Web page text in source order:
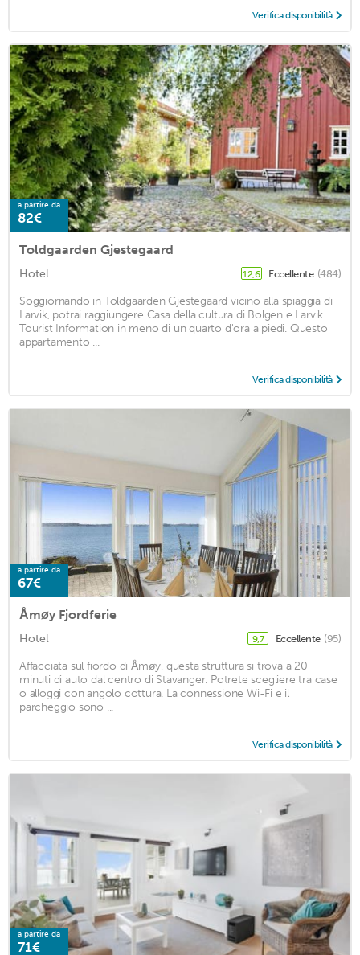
Verifica disponibilità
a partire da
82€
Toldgaarden Gjestegaard
Hotel 12,6 Eccellente (484)
Soggiornando in Toldgaarden Gjestegaard vicino alla spiaggia di
Larvik, potrai raggiungere Casa della cultura di Bolgen e Larvik
Tourist Information in meno di un quarto d'ora a piedi. Questo
appartamento ...
Verifica disponibilità
a partire da
67€
Åmøy Fjordferie
Hotel 9,7 Eccellente (95)
Affacciata sul fiordo di Åmøy, questa struttura si trova a 20
minuti di auto dal centro di Stavanger. Potrete scegliere tra case
o alloggi con angolo cottura. La connessione Wi-Fi e il
parcheggio sono ...
Verifica disponibilità
a partire da
71€